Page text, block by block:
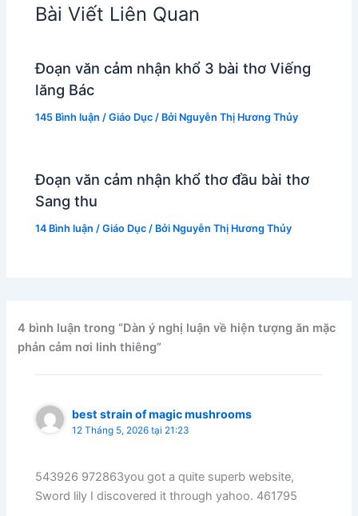
Bài Viết Liên Quan
Đoạn văn cảm nhận khổ 3 bài thơ Viếng
lăng Bác
145 Bình luận /Giáo Dục / Bởi Nguyễn Thị Hương Thủy
Đoạn văn cảm nhận khổ thơ đầu bài thơ
Sang thu
14 Bình luận /Giáo Dục / Bởi Nguyễn Thị Hương Thủy
4 bình luận trong “Dàn ý nghị luận về hiện tượng ăn mặc
phản cảm nơi linh thiêng”
best strain of magic mushrooms
12 Tháng 5, 2026 tại 21:23
543926 972863you got a quite superb website,
Sword lily I discovered it through yahoo. 461795